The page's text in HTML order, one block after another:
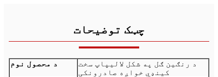
چټک توضیحات
د محصول نوم
د رنګین ګل په شکل لالیپاپ سخت
کینډي خواږه صادرونکی